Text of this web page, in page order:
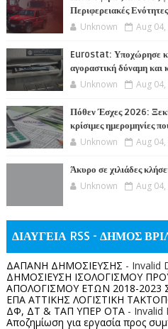
Περιφερειακές
Unknown Aug
Eurostat: Υποχώρησε
αγοραστική δύναμη και
Unknown Aug
Πόθεν Έσχες 2026:
κρίσιμες ημερομηνίες
Unknown Aug
Άκυρο σε χιλιάδες
Unknown Aug
ΔΙΑΥΓΕΙΑ RSS - ΔΗΜΟΣ
ΔΑΠΑΝΗ ΔΗΜΟΣΙΕΥΣΗΣ - Invalid
ΔΗΜΟΣΙΕΥΣΗ ΙΣΟΛΟΓΙΣΜΟΥ
ΑΠΟΛΟΓΙΣΜΟΥ ΕΤΩΝ 2018-2023
ΕΠΑ ΑΤΤΙΚΗΣ ΛΟΓΙΣΤΙΚΗ
ΔΦ, ΔΤ & ΤΑΠ ΥΠΕΡ ΟΤΑ- Invalid
Αποζημίωση για εργασία προς